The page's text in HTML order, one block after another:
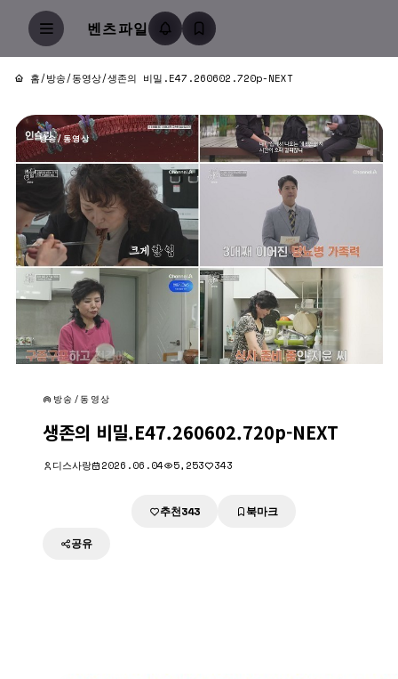
벤츠파일
홈/방송/동영상/생존의 비밀.E47.260602.720p-NEXT
방송/동영상
방송/동영상
생존의 비밀.E47.260602.720p-NEXT
디스사랑 2026.06.04 5,253 343
추천343 북마크
공유